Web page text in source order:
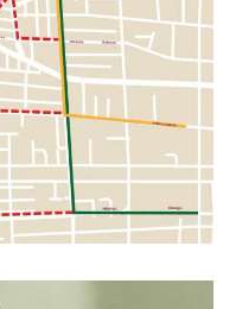
síndica calificaron
que el alcalde
convenios de adhesión
y sin contar
resolviera la omisión
J. Isaías Hurtado